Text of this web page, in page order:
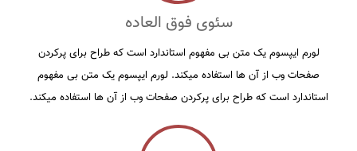
سئوی فوق العاده
لورم ايپسوم يک متن بی مفهوم استاندارد است که طراح برای پرکردن
صفحات وب از آن ها استفاده ميکند. لورم ايپسوم يک متن بی مفهوم
استاندارد است که طراح برای پرکردن صفحات وب از آن ها استفاده ميکند.